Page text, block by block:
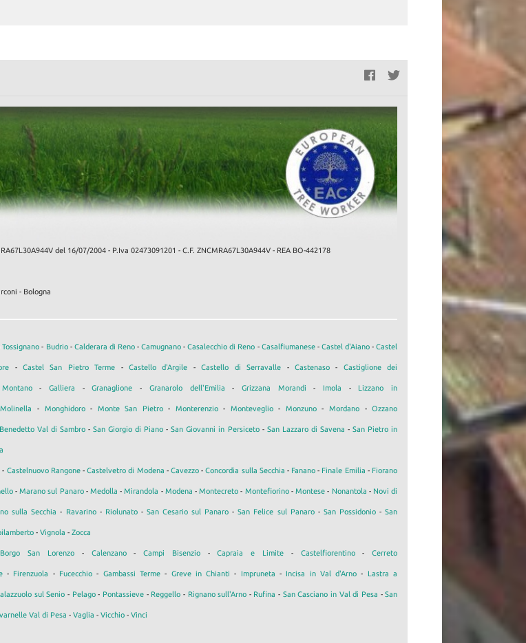
del 16/07/2004 - P.Iva 02473091201 - C.F. ZNCMRA67L30A944V - REA BO-442178
- Bologna
Tossignano - Budrio- Calderara di Reno-Camugnano -Casalecchio di Reno - Casalfiumanese- Castel d'Aiano-Castel
-Castel San Pietro Terme -Castello d'Argile -Castello di Serravalle - Castenaso- Castiglione dei
-Galliera -Granaglione - Granarolo dell'Emilia - Grizzana Morandi - Imola - Lizzano in
Molinella - Monghidoro- Monte San Pietro- Monterenzio- Monteveglio- Monzuno-Mordano -Ozzano
Val di Sambro -San Giorgio di Piano -San Giovanni in Persiceto- San Lazzaro di Savena - San Pietro in
- Castelnuovo Rangone-Castelvetro di Modena - Cavezzo-Concordia sulla Secchia - Fanano - Finale Emilia - Fiorano
-Marano sul Panaro-Medolla -Mirandola - Modena -Montecreto - Montefiorino-Montese - Nonantola - Novi di
sulla Secchia - Ravarino- Riolunato- San Cesario sul Panaro -San Felice sul Panaro- San Possidonio-San
- Vignola - Zocca
Borgo San Lorenzo- Calenzano-Campi Bisenzio-Capraia e Limite- Castelfiorentino-Cerreto
- Firenzuola - Fucecchio - Gambassi Terme- Greve in Chianti - Impruneta - Incisa in Val d'Arno - Lastra a
sul Senio - Pelago- Pontassieve - Reggello - Rignano sull'Arno - Rufina - San Casciano in Val di Pesa -San
Val di Pesa - Vaglia - Vicchio - Vinci